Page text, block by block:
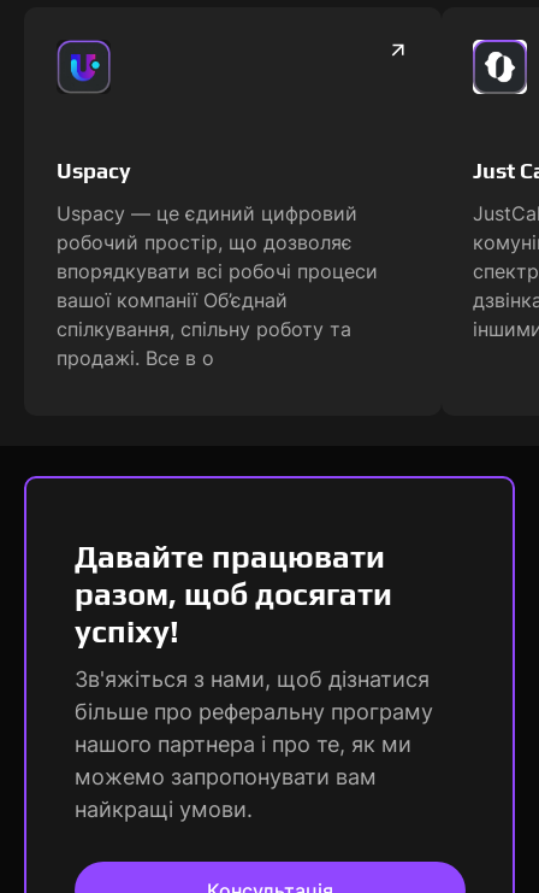
Uspacy
Uspacy — це єдиний цифровий
робочий простір, що дозволяє
впорядкувати всі робочі процеси
вашої компанії Об’єднай
спілкування, спільну роботу та
продажі. Все в о
Just
Давайте працювати
разом, щоб досягати
успіху!
Зв'яжіться з нами, щоб дізнатися
більше про реферальну програму
нашого партнера і про те, як ми
можемо запропонувати вам
найкращі умови.